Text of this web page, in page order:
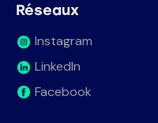
Réseaux
Instagram
LinkedIn
Facebook